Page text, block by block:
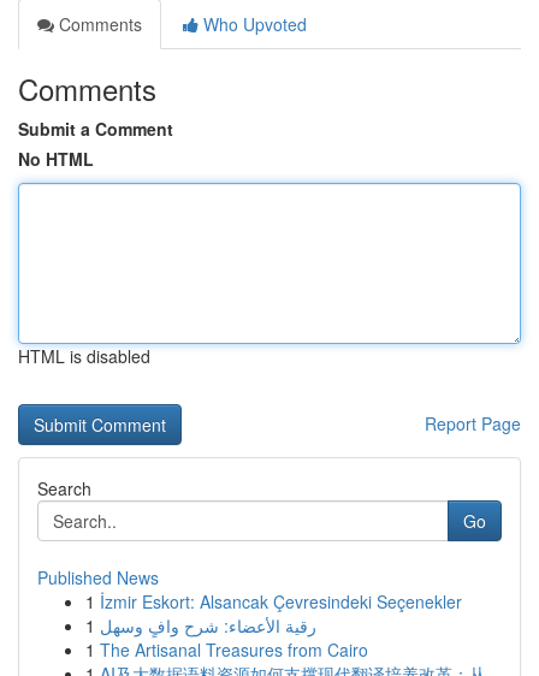
Comments
Who Upvoted
Comments
Submit a Comment
No HTML
HTML is disabled
Report Page
Search
Go
Published News
1 İzmir Eskort: Alsancak Çevresindeki Seçenekler
1 رقية الأعضاء: شرح وافٍ وسهل
1 The Artisanal Treasures from Cairo